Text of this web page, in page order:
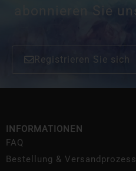
abonnieren Sie
Registrieren Sie sich
INFORMATIONEN
FAQ
Bestellung & Versandprozess